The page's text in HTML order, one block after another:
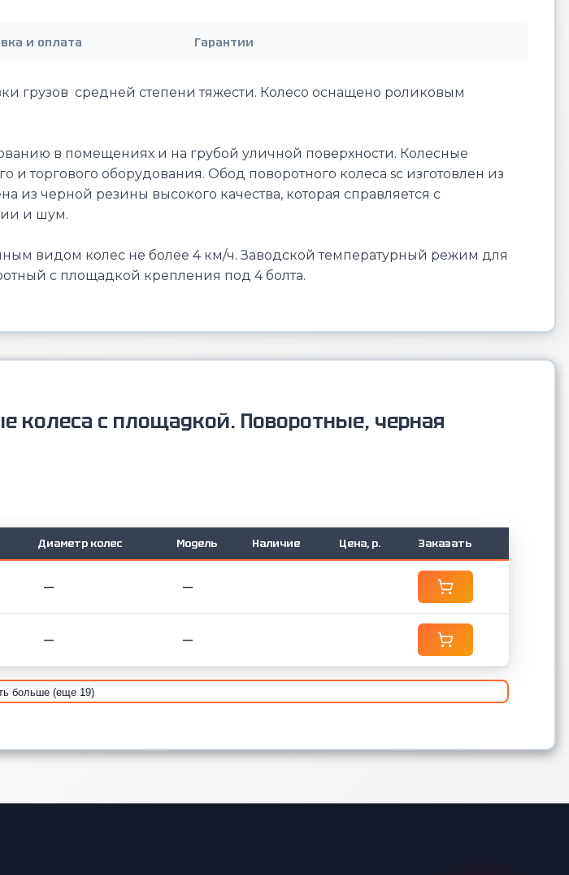
и оплата Гарантии
грузов средней степени тяжести. Колесо оснащено роликовым
в помещениях и на грубой уличной поверхности. Колесные
торгового оборудования. Обод поворотного колеса sc изготовлен из
черной резины высокого качества, которая справляется с
и шум.
видом колес не более 4 км/ч. Заводской температурный режим для
с площадкой крепления под 4 болта.
колеса с площадкой. Поворотные, черная
Диаметр колес Модель Наличие Цена, р. Заказать
— —
— —
больше (еще 19)